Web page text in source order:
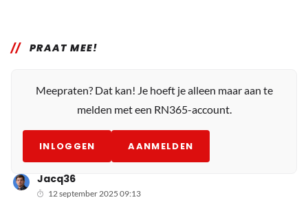
PRAAT MEE!
Meepraten? Dat kan! Je hoeft je alleen maar aan te
melden met een RN365-account.
INLOGGEN AANMELDEN
Jacq36
12 september 2025 09:13